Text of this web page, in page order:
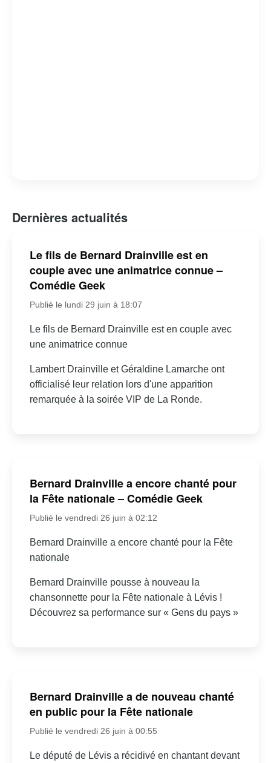
Dernières actualités
Le fils de Bernard Drainville est en
couple avec une animatrice connue –
Comédie Geek
Publié le lundi 29 juin à 18:07
Le fils de Bernard Drainville est en couple avec
une animatrice connue
Lambert Drainville et Géraldine Lamarche ont
officialisé leur relation lors d'une apparition
remarquée à la soirée VIP de La Ronde.
Bernard Drainville a encore chanté pour
la Fête nationale – Comédie Geek
Publié le vendredi 26 juin à 02:12
Bernard Drainville a encore chanté pour la Fête
nationale
Bernard Drainville pousse à nouveau la
chansonnette pour la Fête nationale à Lévis !
Découvrez sa performance sur « Gens du pays »
Bernard Drainville a de nouveau chanté
en public pour la Fête nationale
Publié le vendredi 26 juin à 00:55
Le député de Lévis a récidivé en chantant devant